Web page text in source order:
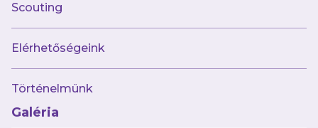
Scouting
Elérhetőségeink
Történelmünk
Galéria
U19 Újpest FC - Budapest Honvéd-MFA